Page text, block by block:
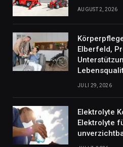
AUGUST 2, 2026
Elberfeld,
JULI 29, 2026
Elektrolyte
Elektrolyte